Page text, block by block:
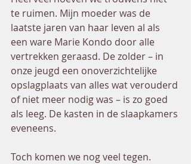
te ruimen. Mijn moeder was de
laatste jaren van haar leven al als
een ware Marie Kondo door alle
vertrekken geraasd. De zolder – in
onze jeugd een onoverzichtelijke
opslagplaats van alles wat verouderd
of niet meer nodig was – is zo goed
als leeg. De kasten in de slaapkamers
eveneens.
Toch komen we nog veel tegen.